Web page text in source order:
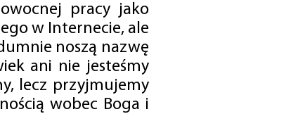
pracy jako
w Internecie, ale
noszą nazwę
ani nie jesteśmy
lecz przyjmujemy
wobec Boga i